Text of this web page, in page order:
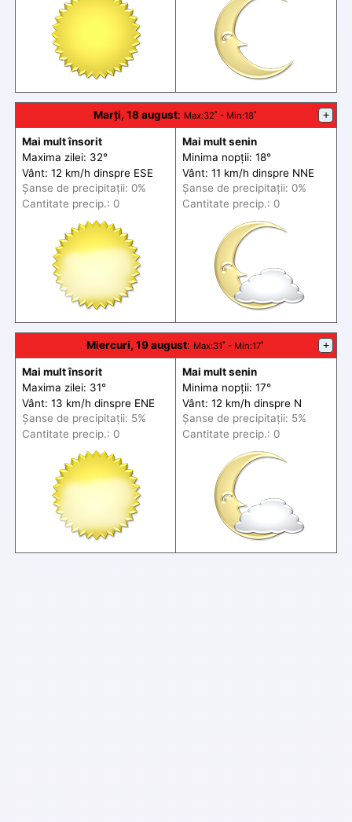
Marți, 18 august: Max:32˚ - Min:18˚ +
Mai mult însorit
Maxima zilei: 32°
Vânt: 12 km/h dinspre ESE
Șanse de precipitații: 0%
Cantitate precip.: 0
Mai mult senin
Minima nopții: 18°
Vânt: 11 km/h dinspre NNE
Șanse de precipitații: 0%
Cantitate precip.: 0
Miercuri, 19 august: Max:31˚ - Min:17˚ +
Mai mult însorit
Maxima zilei: 31°
Vânt: 13 km/h dinspre ENE
Șanse de precipitații: 5%
Cantitate precip.: 0
Mai mult senin
Minima nopții: 17°
Vânt: 12 km/h dinspre N
Șanse de precipitații: 5%
Cantitate precip.: 0